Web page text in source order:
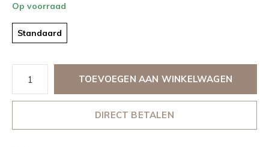
Op voorraad
Standaard
TOEVOEGEN AAN WINKELWAGEN
DIRECT BETALEN